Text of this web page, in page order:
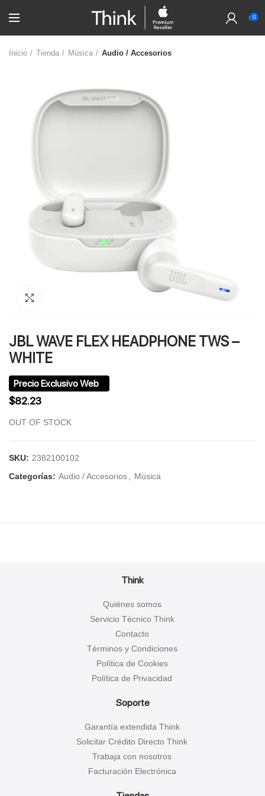
0
Inicio Tienda Música Audio / Accesorios
JBL WAVE FLEX HEADPHONE TWS –
WHITE
$82.23
OUT OF STOCK
SKU: 2382100102
Categorías: Audio / Accesorios Música
Think
Quiénes somos
Servicio Técnico Think
Contacto
Términos y Condiciones
Política de Cookies
Política de Privacidad
Soporte
Garantía extendida Think
Solicitar Crédito Directo Think
Trabaja con nosotros
Facturación Electrónica